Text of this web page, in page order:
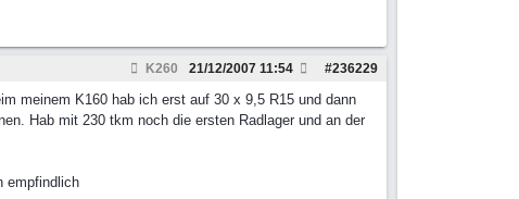
K260 #236229
21/12/2007 11:54
meinem K160 hab ich erst auf 30 x 9,5 R15 und dann
Hab mit 230 tkm noch die ersten Radlager und an der
empfindlich